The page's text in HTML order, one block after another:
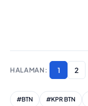
1 2
#BTN #KPR BTN